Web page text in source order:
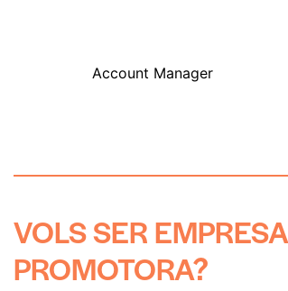
Account Manager
VOLSSEREMPRESA
PROMOTORA?